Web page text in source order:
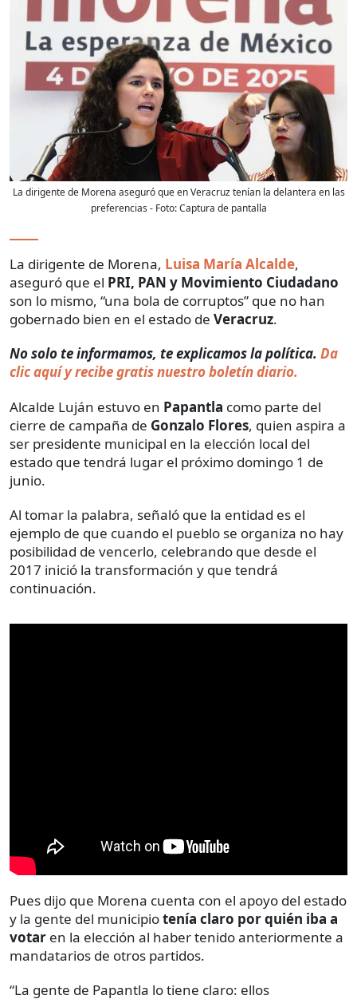
La dirigente de Morena aseguró que en Veracruz tenían la delantera en las
preferencias - Foto:Captura de pantalla
La dirigente de Morena, Luisa María Alcalde,
aseguró que el PRI, PAN y Movimiento Ciudadano
son lo mismo, “una bola de corruptos” que no han
gobernado bien en el estado de Veracruz.
No solo te informamos, te explicamos la política. Da
clic aquí y recibe gratis nuestro boletín diario.
Alcalde Luján estuvo en Papantla como parte del
cierre de campaña de Gonzalo Flores, quien aspira a
ser presidente municipal en la elección local del
estado que tendrá lugar el próximo domingo 1 de
junio.
Al tomar la palabra, señaló que la entidad es el
ejemplo de que cuando el pueblo se organiza no hay
posibilidad de vencerlo, celebrando que desde el
2017 inició la transformación y que tendrá
continuación.
Pues dijo que Morena cuenta con el apoyo del estado
y la gente del municipiotenía claro por quién iba a
votar en la elección al haber tenido anteriormente a
mandatarios de otros partidos.
“La gente de Papantla lo tiene claro: ellos